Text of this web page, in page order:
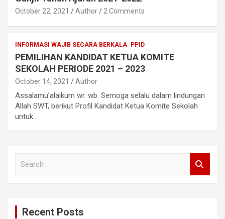
October 22, 2021 Author 2 Comments
INFORMASI WAJIB SECARA BERKALA PPID
PEMILIHAN KANDIDAT KETUA KOMITE
SEKOLAH PERIODE 2021 – 2023
October 14, 2021 Author
Assalamu’alaikum wr. wb. Semoga selalu dalam lindungan
Allah SWT, berikut Profil Kandidat Ketua Komite Sekolah
untuk…
Recent Posts